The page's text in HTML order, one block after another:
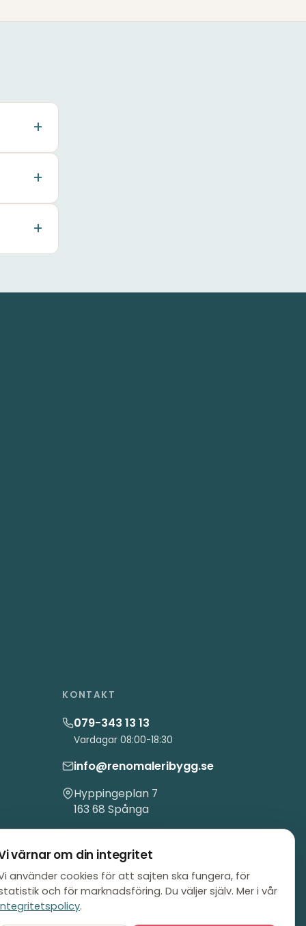
KONTAKT
079-343 13 13
Vardagar 08:00-18:30
info@renomaleribygg.se
Hyppingeplan 7
163 68 Spånga
Begär offert
värnar om din integritet
använder cookies för att sajten ska fungera, för
och för marknadsföring. Du väljer själv. Mer i vår
.